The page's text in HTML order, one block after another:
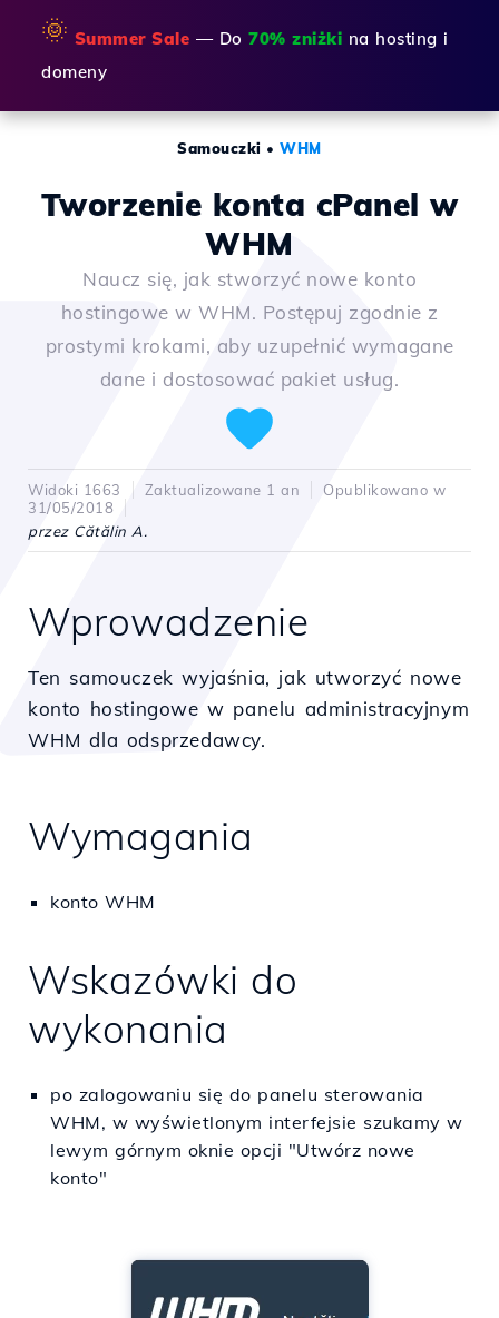
🌞 Summer Sale — Do 70% zniżki na hosting i
domeny
Samouczki •WHM
Tworzenie konta cPanel w
WHM
Naucz się, jak stworzyć nowe konto
hostingowe w WHM. Postępuj zgodnie z
prostymi krokami, aby uzupełnić wymagane
dane i dostosować pakiet usług.
Widoki 1663 Zaktualizowane 1 an
Opublikowano w
31/05/2018
przez Cătălin A.
Wprowadzenie
Ten samouczek wyjaśnia, jak utworzyć nowe
konto hostingowe w panelu administracyjnym
WHM dla odsprzedawcy.
Wymagania
konto WHM
Wskazówki do
wykonania
po zalogowaniu się do panelu sterowania
WHM, w wyświetlonym interfejsie szukamy w
lewym górnym oknie opcji "Utwórz nowe
konto"